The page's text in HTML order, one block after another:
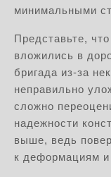
минимальными
Представьте,
вложились в
бригада из-за
неправильно
сложно
надежности
выше, ведь
к деформациям